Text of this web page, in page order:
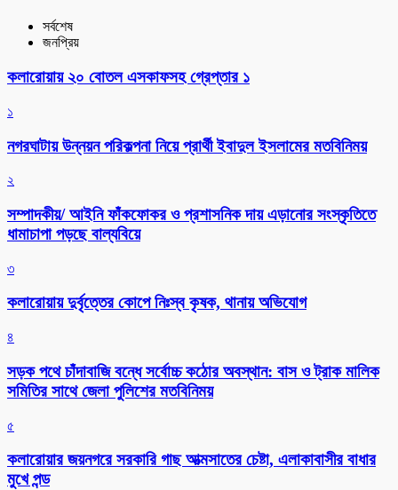
সর্বশেষ
জনপ্রিয়
কলারোয়ায় ২০ বোতল এসকাফসহ গ্রেপ্তার ১
১
নগরঘাটায় উন্নয়ন পরিকল্পনা নিয়ে প্রার্থী ইবাদুল ইসলামের মতবিনিময়
২
সম্পাদকীয়/ আইনি ফাঁকফোকর ও প্রশাসনিক দায় এড়ানোর সংস্কৃতিতে
ধামাচাপা পড়ছে বাল্যবিয়ে
৩
কলারোয়ায় দুর্বৃত্তের কোপে নিঃস্ব কৃষক, থানায় অভিযোগ
৪
সড়ক পথে চাঁদাবাজি বন্ধে সর্বোচ্চ কঠোর অবস্থান: বাস ও ট্রাক মালিক
সমিতির সাথে জেলা পুলিশের মতবিনিময়
৫
কলারোয়ার জয়নগরে সরকারি গাছ আত্মসাতের চেষ্টা, এলাকাবাসীর বাধার
মুখে পন্ড